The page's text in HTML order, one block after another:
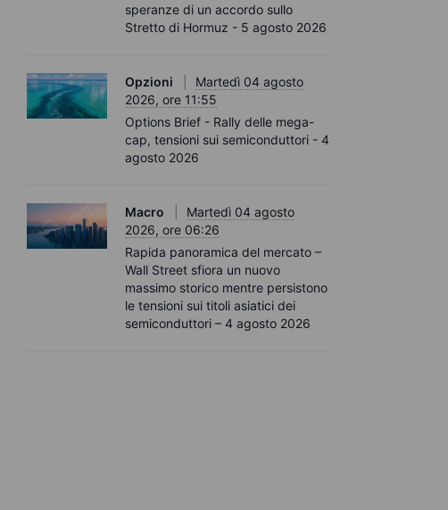
speranze di un accordo sullo
Stretto di Hormuz - 5 agosto 2026
Opzioni
Martedì 04 agosto
2026, ore 11:55
Options Brief - Rally delle mega-
cap, tensioni sui semiconduttori - 4
agosto 2026
Macro
Martedì 04 agosto
2026, ore 06:26
Rapida panoramica del mercato –
Wall Street sfiora un nuovo
massimo storico mentre persistono
le tensioni sui titoli asiatici dei
semiconduttori – 4 agosto 2026